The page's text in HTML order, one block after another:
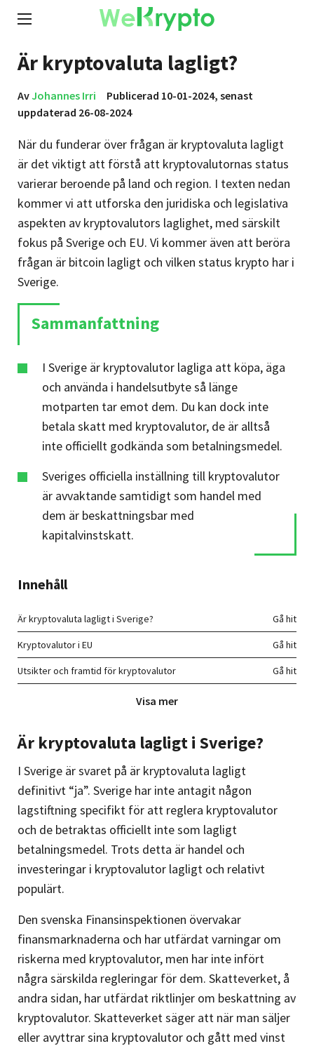
Är kryptovaluta lagligt?
AvJohannes Irri
Publicerad 10-01-2024, senast
uppdaterad 26-08-2024
När du funderar över frågan är kryptovaluta lagligt
är det viktigt att förstå att kryptovalutornas status
varierar beroende på land och region. I texten nedan
kommer vi att utforska den juridiska och legislativa
aspekten av kryptovalutors laglighet, med särskilt
fokus på Sverige och EU. Vi kommer även att beröra
frågan är bitcoin lagligt och vilken status krypto har i
Sverige.
Sammanfattning
I Sverige är kryptovalutor lagliga att köpa, äga
och använda i handelsutbyte så länge
motparten tar emot dem. Du kan dock inte
betala skatt med kryptovalutor, de är alltså
inte officiellt godkända som betalningsmedel.
Sveriges officiella inställning till kryptovalutor
är avvaktande samtidigt som handel med
dem är beskattningsbar med
kapitalvinstskatt.
Innehåll
Är kryptovaluta lagligt i Sverige?
Kryptovalutor i EU
Utsikter och framtid för kryptovalutor
Visa mer
Är kryptovaluta lagligt i Sverige?
I Sverige är svaret på är kryptovaluta lagligt
definitivt “ja”. Sverige har inte antagit någon
lagstiftning specifikt för att reglera kryptovalutor
och de betraktas officiellt inte som lagligt
betalningsmedel. Trots detta är handel och
investeringar i kryptovalutor lagligt och relativt
populärt.
Den svenska Finansinspektionen övervakar
finansmarknaderna och har utfärdat varningar om
riskerna med kryptovalutor, men har inte infört
några särskilda regleringar för dem. Skatteverket, å
andra sidan, har utfärdat riktlinjer om beskattning av
kryptovalutor. Skatteverket säger att när man säljer
eller avyttrar sina kryptovalutor och gått med vinst